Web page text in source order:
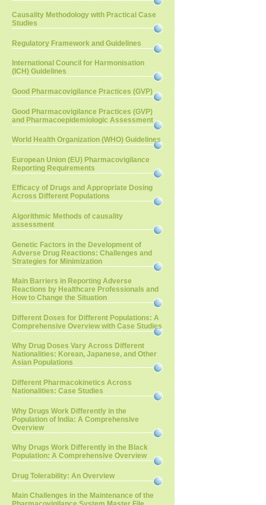
Causality Methodology with Practical Case
Studies
Regulatory Framework and Guidelines
International Council for Harmonisation
(ICH) Guidelines
Good Pharmacovigilance Practices (GVP)
Good Pharmacovigilance Practices (GVP)
and Pharmacoepidemiologic Assessment
World Health Organization (WHO) Guidelines
European Union (EU) Pharmacovigilance
Reporting Requirements
Efficacy of Drugs and Appropriate Dosing
Across Different Populations
Algorithmic Methods of causality
assessment
Genetic Factors in the Development of
Adverse Drug Reactions: Challenges and
Strategies for Minimization
Main Barriers in Reporting Adverse
Reactions by Healthcare Professionals and
How to Change the Situation
Different Doses for Different Populations: A
Comprehensive Overview with Case Studies
Why Drug Doses Vary Across Different
Nationalities: Korean, Japanese, and Other
Asian Populations
Different Pharmacokinetics Across
Nationalities: Case Studies
Why Drugs Work Differently in the
Population of India: A Comprehensive
Overview
Why Drugs Work Differently in the Black
Population: A Comprehensive Overview
Drug Tolerability: An Overview
Main Challenges in the Maintenance of the